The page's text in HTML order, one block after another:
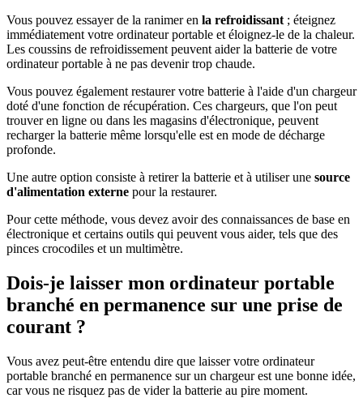
Vous pouvez essayer de la ranimer en la refroidissant ; éteignez
immédiatement votre ordinateur portable et éloignez-le de la chaleur.
Les coussins de refroidissement peuvent aider la batterie de votre
ordinateur portable à ne pas devenir trop chaude.
Vous pouvez également restaurer votre batterie à l'aide d'un chargeur
doté d'une fonction de récupération. Ces chargeurs, que l'on peut
trouver en ligne ou dans les magasins d'électronique, peuvent
recharger la batterie même lorsqu'elle est en mode de décharge
profonde.
Une autre option consiste à retirer la batterie et à utiliser une source
d'alimentation externe pour la restaurer.
Pour cette méthode, vous devez avoir des connaissances de base en
électronique et certains outils qui peuvent vous aider, tels que des
pinces crocodiles et un multimètre.
Dois-je laisser mon ordinateur portable
branché en permanence sur une prise de
courant ?
Vous avez peut-être entendu dire que laisser votre ordinateur
portable branché en permanence sur un chargeur est une bonne idée,
car vous ne risquez pas de vider la batterie au pire moment.